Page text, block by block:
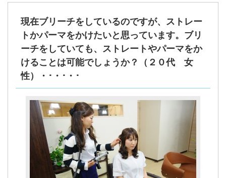
現在ブリーチをしているのですが、ストレー
トかパーマをかけたいと思っています。ブリ
ーチをしていても、ストレートやパーマをか
けることは可能でしょうか？（２０代 女
性）・･・･・･